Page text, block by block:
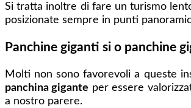
Si tratta inoltre di fare un turismo
posizionate sempre in punti
Panchine giganti si o panchine
Molti non sono favorevoli a queste
panchina gigante per essere
a nostro parere.